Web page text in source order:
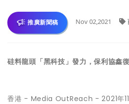
推廣新聞稿 Nov 02,2021
硅料龍頭「黑科技」發力，保利協鑫
香港 - Media OutReach - 2021年